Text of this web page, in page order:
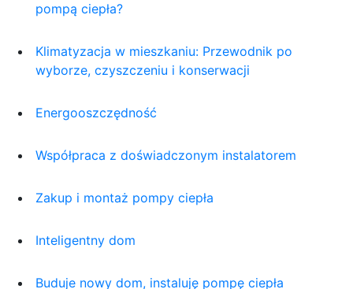
pompą ciepła?
Klimatyzacja w mieszkaniu: Przewodnik po
wyborze, czyszczeniu i konserwacji
Energooszczędność
Współpraca z doświadczonym instalatorem
Zakup i montaż pompy ciepła
Inteligentny dom
Buduje nowy dom, instaluję pompę ciepła